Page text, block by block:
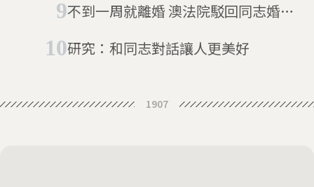
不到一周就離婚 澳法院駁回同志婚姻
研究：和同志對話讓人更美好
1907